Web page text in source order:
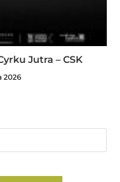
Jutra – CSK
2026